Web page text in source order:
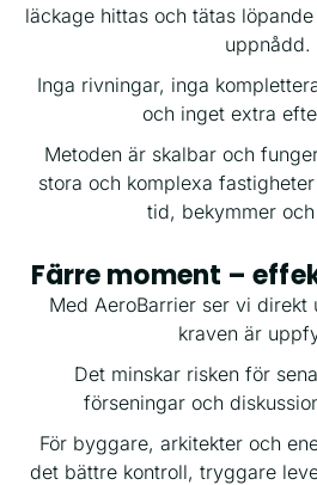
läckage hittas och tätas
uppnådd.
Inga rivningar, inga
och inget extra
Metoden är skalbar och
stora och komplexa
tid, bekymmer
Färre moment –
Med AeroBarrier ser vi direkt
kraven är
Det minskar risken för
förseningar och
För byggare, arkitekter och
det bättre kontroll, tryggare